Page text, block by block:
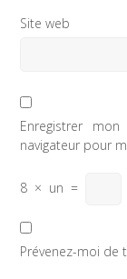
Site web
Enregistrer
navigateur pour
8 × un =
Prévenez-moi de